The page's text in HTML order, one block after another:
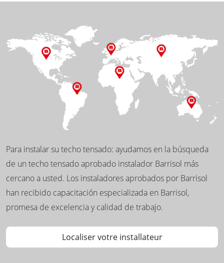
Para instalar su techo tensado: ayudamos en la búsqueda
de un techo tensado aprobado instalador Barrisol más
cercano a usted. Los instaladores aprobados por Barrisol
han recibido capacitación especializada en Barrisol,
promesa de excelencia y calidad de trabajo.
Localiser votre installateur